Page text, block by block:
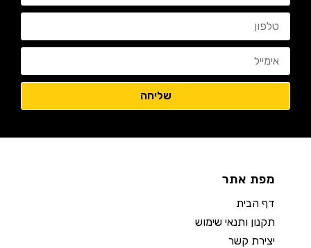
מפת אתר
דף הבית
תקנון ותנאי שימוש
יצירת קשר